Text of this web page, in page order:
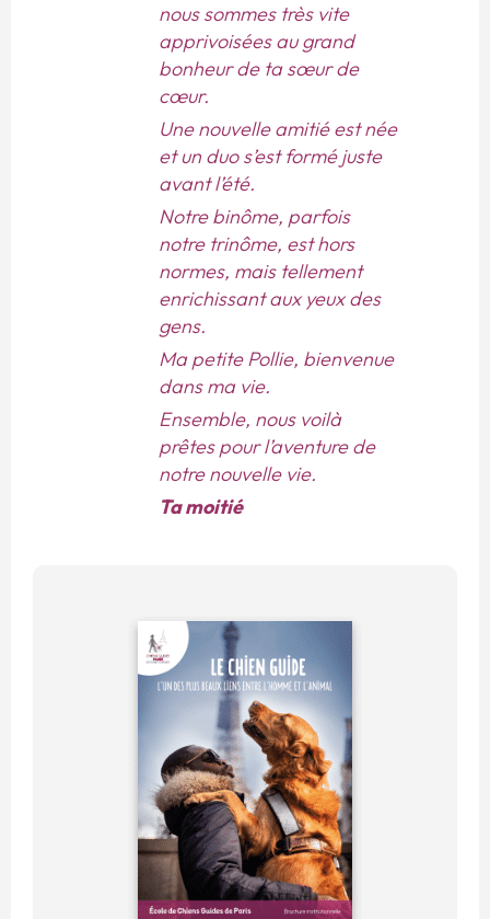
nous sommes très vite
apprivoisées au grand
bonheur de ta sœur de
cœur.
Une nouvelle amitié est née
et un duo s’est formé juste
avant l’été.
Notre binôme, parfois
notre trinôme, est hors
normes, mais tellement
enrichissant aux yeux des
gens.
Ma petite Pollie, bienvenue
dans ma vie.
Ensemble, nous voilà
prêtes pour l’aventure de
notre nouvelle vie.
Ta moitié